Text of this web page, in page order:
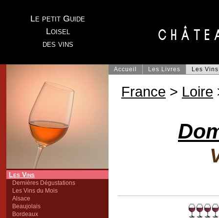
Le petit Guide
Loisel
des vins
Les Vins
Dernières Dégustations
Les Vins du Mois
Alsace
Beaujolais
Bordeaux
Accueil Les Livres Les Vins
France > Loire